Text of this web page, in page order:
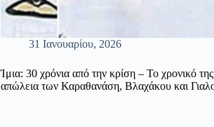
31 Ιανουαρίου, 2026
Ίμια: 30 χρόνια από την κρίση – Το χρονικό
απώλεια των Καραθανάση, Βλαχάκου και